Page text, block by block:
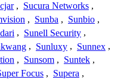
, Sucura Networks ,
, Sunba , Sunbio ,
, Sunell Security ,
, Sunluxy , Sunnex ,
, Sunsom , Suntek ,
Focus , Supera ,